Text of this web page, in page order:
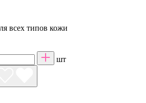
всех типов кожи
шт